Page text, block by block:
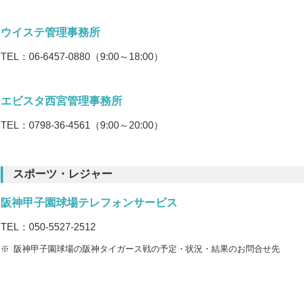
ウイステ管理事務所
TEL： 06-6457-0880 （9:00～18:00）
エビスタ西宮管理事務所
TEL： 0798-36-4561 （9:00～20:00）
スポーツ・レジャー
阪神甲子園球場テレフォンサービス
TEL： 050-5527-2512
※ 阪神甲子園球場の阪神タイガース戦の予定・状況・結果のお問合せ先